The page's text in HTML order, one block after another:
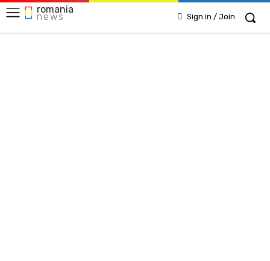
romania
news Sign in / Join